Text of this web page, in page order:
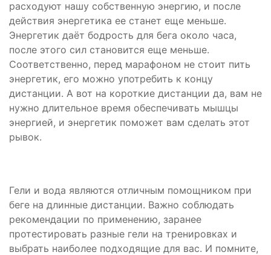
расходуют нашу собственную энергию, и после
действия энергетика ее станет еще меньше.
Энергетик даёт бодрость для бега около часа,
после этого сил становится еще меньше.
Соответственно, перед марафоном не стоит пить
энергетик, его можно употребить к концу
дистанции. А вот на короткие дистанции да, вам не
нужно длительное время обеспечивать мышцы
энергией, и энергетик поможет вам сделать этот
рывок.
Гели и вода являются отличным помощником при
беге на длинные дистанции. Важно соблюдать
рекомендации по применению, заранее
протестировать разные гели на тренировках и
выбрать наиболее подходящие для вас. И помните,